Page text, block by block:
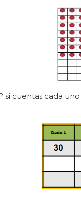
si cuentas cada